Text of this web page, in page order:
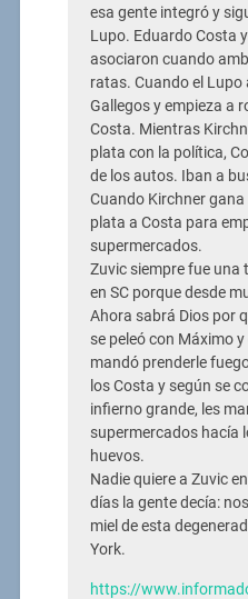
esa gente integró y
Lupo. Eduardo Costa
asociaron cuando
ratas. Cuando el Lupo
Gallegos y empieza a
Costa. Mientras
plata con la política,
de los autos. Iban a
Cuando Kirchner
plata a Costa para
supermercados.
Zuvic siempre fue una
en SC porque desde
Ahora sabrá Dios por
se peleó con Máximo
mandó prenderle
los Costa y según se
infierno grande, les
supermercados hacía
huevos.
Nadie quiere a Zuvic
días la gente decía:
miel de esta
York.
https://